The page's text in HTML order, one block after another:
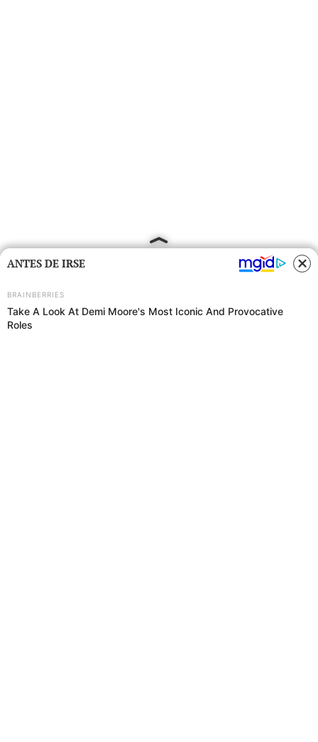
ANTES DE IRSE